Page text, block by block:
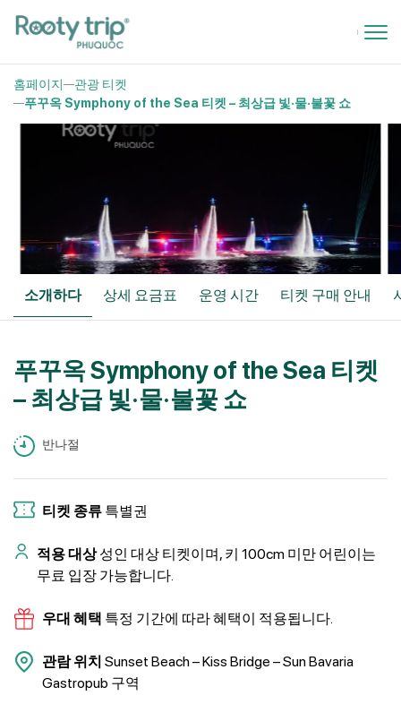
홈페이지
관광 티켓
푸꾸옥 Symphony of the Sea 티켓 – 최상급 빛·물·불꽃 쇼
소개하다 상세 요금표 운영 시간 티켓 구매 안내
푸꾸옥 Symphony of the Sea 티켓
– 최상급 빛·물·불꽃 쇼
반나절
티켓 종류 특별권
적용 대상성인 대상 티켓이며, 키 100cm 미만 어린이는
무료 입장 가능합니다.
우대 혜택 특정 기간에 따라 혜택이 적용됩니다.
관람 위치 Sunset Beach – Kiss Bridge – Sun Bavaria
Gastropub 구역